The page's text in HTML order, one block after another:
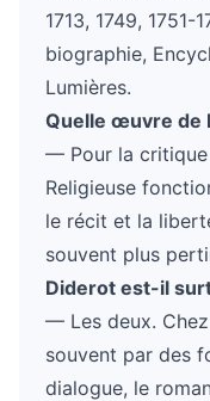
1713, 1749,
biographie,
Lumières.
Quelle œuvre de
— Pour la critique
Religieuse
le récit et la
souvent plus
Diderot est-il
— Les deux.
souvent par des
dialogue, le